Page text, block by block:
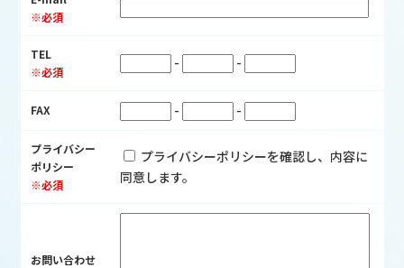
※必須
TEL
※必須
- -
FAX - -
プライバシー
ポリシー
※必須
プライバシーポリシーを確認し、内容に
同意します。
お問い合わせ